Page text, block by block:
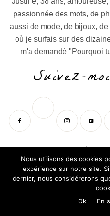
passionnée des mots, de
aussi de mode, de bijoux,
où je surfais sur des
m'a demandé "Pourquoi
Suivez-
Ma
Nous utilisons des cookies
expérience sur notre site.
dernier, nous considérerons
Ok
En